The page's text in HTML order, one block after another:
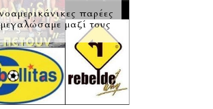
παρέες
μαζί τους